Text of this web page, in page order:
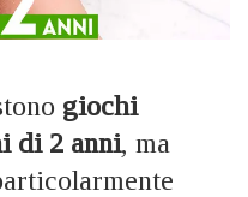
giochi
di 2 anni, ma